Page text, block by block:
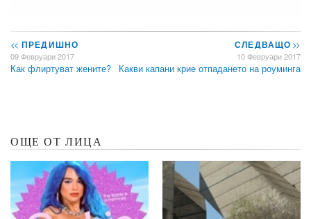
<< ПРЕДИШНО
09 Февруари 2017
Как флиртуват жените?
СЛЕДВАЩО>>
10 Февруари 2017
Какви капани крие отпадането на роуминга
ОЩЕ ОТ ЛИЦА